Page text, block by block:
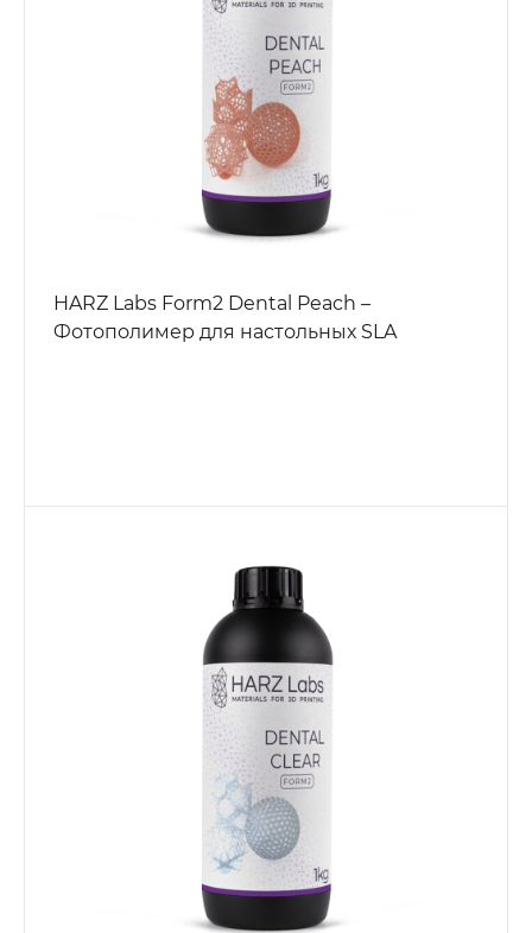
HARZ Labs Form2 Dental Peach –
Фотополимер для настольных SLA